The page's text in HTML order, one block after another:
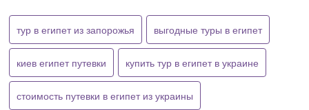
тур в египет из запорожья выгодные туры в египет
киев египет путевки купить тур в египет в украине
стоимость путевки в египет из украины